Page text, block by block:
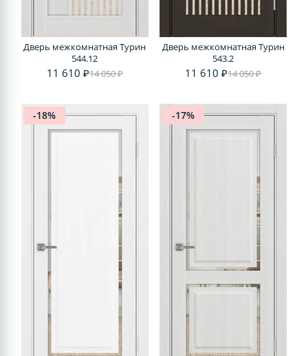
Дверь межкомнатная Турин
544.12
11 610 ₽14 050 ₽
Дверь межкомнатная Турин
543.2
11 610 ₽14 050 ₽
-18% -17%